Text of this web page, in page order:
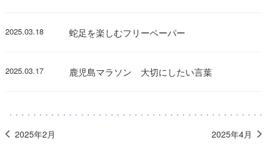
2025.03.18 蛇足を楽しむフリーペーパー
2025.03.17 鹿児島マラソン 大切にしたい言葉
2025年2月 2025年4月